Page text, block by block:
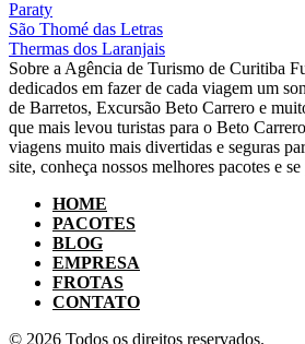
Paraty
São Thomé das Letras
Thermas dos Laranjais
Sobre a Agência de Turismo de Curitiba
dedicados em fazer de cada viagem um
de Barretos, Excursão Beto Carrero e
que mais levou turistas para o Beto
viagens muito mais divertidas e seguras
site, conheça nossos melhores pacotes e
HOME
PACOTES
BLOG
EMPRESA
FROTAS
CONTATO
© 2026 Todos os direitos reservados.